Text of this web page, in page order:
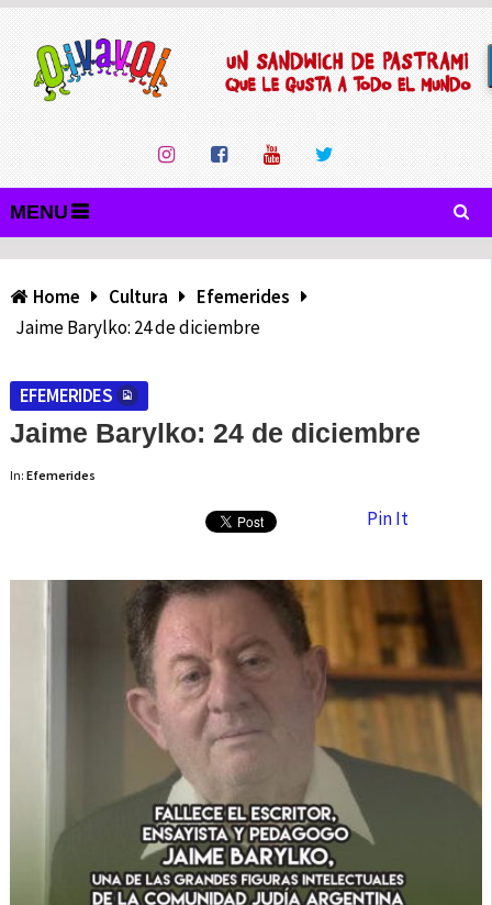
MENU
Home Cultura
Efemerides
Jaime Barylko: 24 de diciembre
EFEMERIDES
Jaime Barylko: 24 de diciembre
In: Efemerides
Pin It